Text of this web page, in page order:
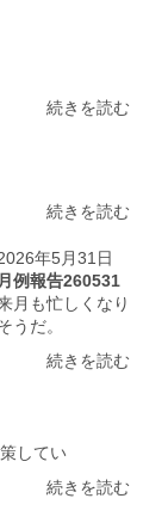
続きを読む
続きを読む
年5月31日
月例報告260531
月も忙しくなり
うだ。
続きを読む
してい
続きを読む